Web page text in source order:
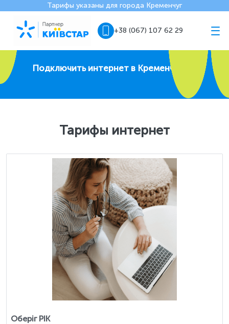
Тарифы указаны для города Кременчуг
+38 (067) 107 62 29
Подключить интернет в Кременчуге
Тарифы интернет
Оберіг РІК